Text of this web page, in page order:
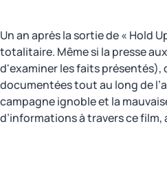
Un an après la sortie de « Hold
totalitaire. Même si la presse
d'examiner les faits présentés),
documentées tout au long de
campagne ignoble et la
d’informations à travers ce